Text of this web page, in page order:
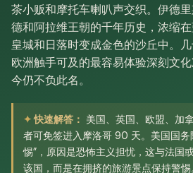
茶小贩和摩托车喇叭声交织。伊德
德和阿拉维王朝的千年历史，浓缩在
皇城和日落时变成金色的沙丘中。
欧洲触手可及的最容易体验深刻文化
今仍不负此名。
快速解答： 美国、英国、欧盟、加
者可免签进入摩洛哥 90 天。美国国务
惕”，原因是恐怖主义担忧，这与法国
该国，而是在拥挤的旅游景点保持警